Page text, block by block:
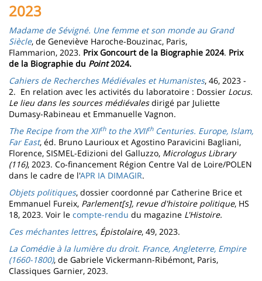
2023
Madame de Sévigné. Une femme et son monde au Grand
Siècle, de Geneviève Haroche-Bouzinac, Paris,
Flammarion, 2023. Prix Goncourt de la Biographie 2024. Prix
de la Biographie du Point2024.
Cahiers de Recherches Médiévales et Humanistes, 46, 2023 -
2. ​​​​ En relation avec les activités du laboratoire : Dossier Locus.
Le lieu dans les sources médiévalesdirigé par Juliette
Dumasy-Rabineau et Emmanuelle Vagnon.
The Recipe from the XIIthto the XVIIthCenturies. Europe, Islam,
Far East, éd. Bruno Laurioux et Agostino Paravicini Bagliani,
Florence, SISMEL-Edizioni del Galluzzo, Micrologus Library
(116), 2023. Co-financement Région Centre Val de Loire/POLEN
dans le cadre de l'APR IA DIMAGIR.
Objets politiques, dossier coordonné par Catherine Brice et
Emmanuel Fureix, Parlement[s], revue d'histoire politique, HS
18, 2023. Voir le compte-rendu du magazine L'Histoire.
Ces méchantes lettres, Épistolaire, 49, 2023.
La Comédie à la lumière du droit. France, Angleterre, Empire
(1660-1800), de Gabriele Vickermann-Ribémont, Paris,
Classiques Garnier, 2023.